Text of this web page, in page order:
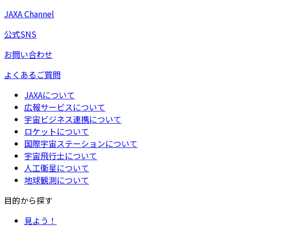
JAXA Channel
公式SNS
お問い合わせ
よくあるご質問
JAXAについて
広報サービスについて
宇宙ビジネス連携について
ロケットについて
国際宇宙ステーションについて
宇宙飛行士について
人工衛星について
地球観測について
目的から探す
見よう！